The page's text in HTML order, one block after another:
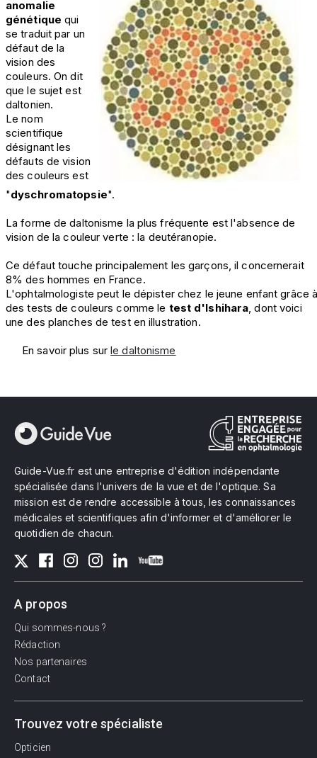
anomalie
génétique qui
se traduit par un
défaut de la
vision des
couleurs. On dit
que le sujet est
daltonien.
Le nom
scientifique
désignant les
défauts de vision
des couleurs est
"dyschromatopsie".
La forme de daltonisme la plus fréquente est l'absence de
vision de la couleur verte : la deutéranopie.
Ce défaut touche principalement les garçons, il concernerait
8% des hommes en France.
L'ophtalmologiste peut le dépister chez le jeune enfant grâce
des tests de couleurs comme le test d'Ishihara, dont voici
une des planches de test en illustration.
En savoir plus surle daltonisme
Guide-Vue.fr est une entreprise d'édition indépendante
spécialisée dans l'univers de la vue et de l'optique. Sa
mission est de rendre accessible à tous, les connaissances
médicales et scientifiques afin d'informer et d'améliorer le
quotidien de chacun.
A propos
Qui sommes-nous ?
Rédaction
Nos partenaires
Contact
Trouvez votre spécialiste
Opticien